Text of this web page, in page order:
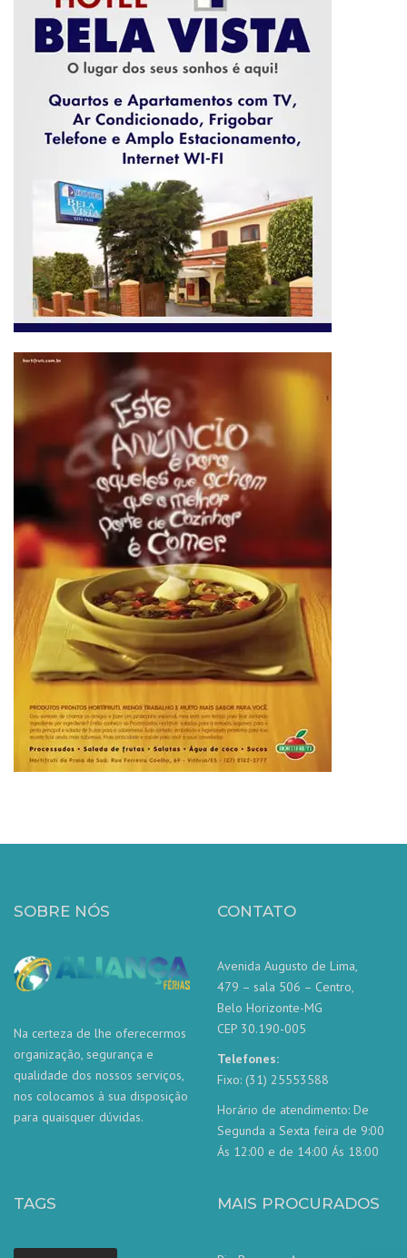
SOBRE NÓS
Na certeza de lhe oferecermos
organização, segurança e
qualidade dos nossos serviços,
nos colocamos à sua disposição
para quaisquer dúvidas.
CONTATO
Avenida Augusto de Lima,
479 – sala 506 – Centro,
Belo Horizonte-MG
CEP 30.190-005
Telefones:
Fixo: (31) 25553588
Horário de atendimento: De
Segunda a Sexta feira de 9:00
Ás 12:00 e de 14:00 Ás 18:00
TAGS MAIS PROCURADOS